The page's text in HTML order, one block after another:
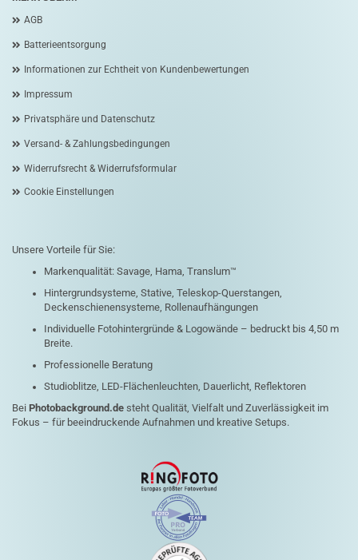
AGB
Batterieentsorgung
Informationen zur Echtheit von Kundenbewertungen
Impressum
Privatsphäre und Datenschutz
Versand- & Zahlungsbedingungen
Widerrufsrecht & Widerrufsformular
Cookie Einstellungen
Unsere Vorteile für Sie:
Markenqualität: Savage, Hama, Translum™
Hintergrundsysteme, Stative, Teleskop-Querstangen,
Deckenschienensysteme, Rollenaufhängungen
Individuelle Fotohintergründe & Logowände – bedruckt bis 4,50 m
Breite.
Professionelle Beratung
Studioblitze, LED-Flächenleuchten, Dauerlicht, Reflektoren
Bei Photobackground.de steht Qualität, Vielfalt und Zuverlässigkeit im
Fokus – für beeindruckende Aufnahmen und kreative Setups.